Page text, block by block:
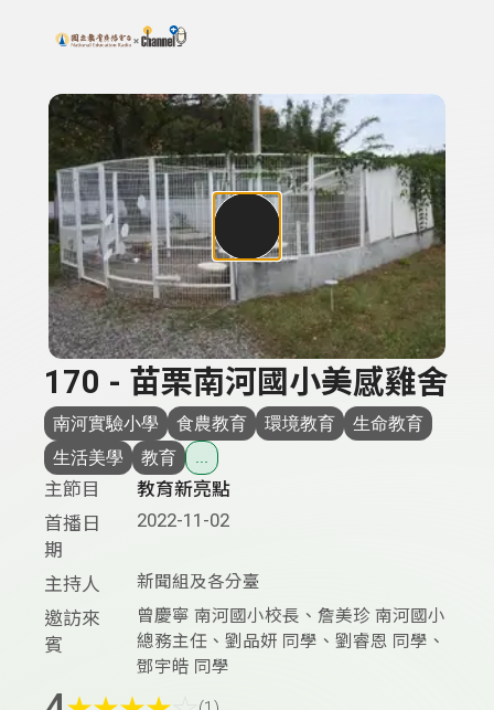
上方功能區塊
搜尋關鍵字：可輸入節目名稱、主持人或關鍵字
170 - 苗栗南河國小美感雞舍
南河實驗小學 食農教育 環境教育
生命教育
生活美學
教育 ...
主節目
教育新亮點
首播日
期
2022-11-02
主持人 新聞組及各分臺
邀訪來
賓
曾慶寧 南河國小校長、詹美珍 南河國小
總務主任、劉品妍 同學、劉睿恩 同學、
鄧宇皓 同學